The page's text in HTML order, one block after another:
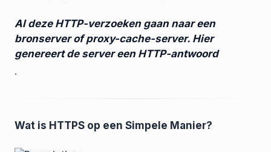
Al deze HTTP-verzoeken gaan naar een
bronserver of proxy-cache-server. Hier
genereert de server een HTTP-antwoord
.
Wat is HTTPS op een Simpele Manier?